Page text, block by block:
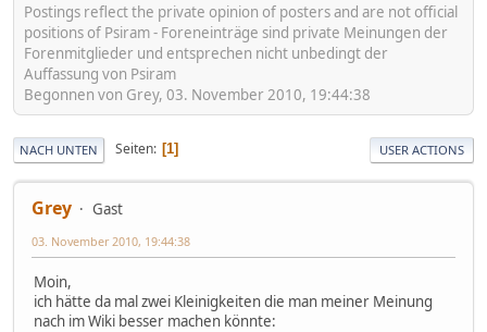
Postings reflect the private opinion of posters and are not official
positions of Psiram - Foreneinträge sind private Meinungen der
Forenmitglieder und entsprechen nicht unbedingt der
Auffassung von Psiram
Begonnen von Grey, 03. November 2010, 19:44:38
NACH UNTEN Seiten 1 USER ACTIONS
Grey Gast
03. November 2010, 19:44:38
Moin,
ich hätte da mal zwei Kleinigkeiten die man meiner Meinung
nach im Wiki besser machen könnte: